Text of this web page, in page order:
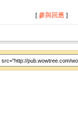
[ 參與回應]